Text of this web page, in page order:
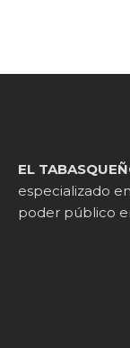
EL
especializado
poder público